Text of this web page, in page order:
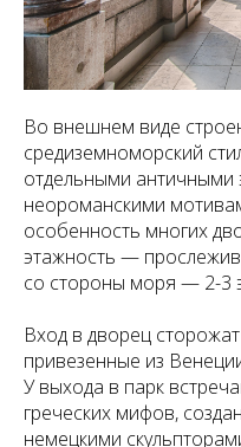
Во внешнем виде
средиземноморский
отдельными античными
неороманскими
особенность многих
этажность —
со стороны моря — 2-3
Вход в дворец
привезенные из
У выхода в парк
греческих мифов,
немецкими